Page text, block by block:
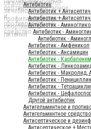
Антибиотик
Антибиотик +
Антибиотик +
Антибиотик -
Антибиотик -
Антибиотик -
Антибиотик - Амфеникол
Антибиотик - Ансамицин
Антибиотик - Карбапенем
Антибиотик -
Антибиотик - Макролид,
Антибиотик - Пенициллин
Антибиотик -
Антибиотик -
Другой антибиотик
Антигельминтное и
Антигельминтное средство
Антисептическое и
Антисептическое +